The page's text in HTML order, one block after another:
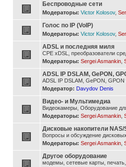
Беспроводные сети
Модераторы: Victor Kolosov,
Голос по IP (VoIP)
Модераторы: Victor Kolosov,
ADSL и последняя миля
CPE xDSL, преобразователи
Модераторы: Sergei Asmankin
ADSL IP DSLAM, GePON,
ADSL IP DSLAM, GePON, GPON
Модератор: Davydov Denis
Видео- и Мультимедиа
Видеокамеры, Оборудование
Модераторы: Sergei Asmankin
Дисковые накопители NAS/
Вопросы и обсуждение
Модераторы: Sergei Asmankin
Другое оборудование
модемы, сетевые карты,